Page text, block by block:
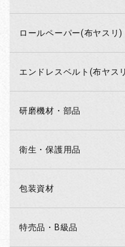
ロールペーパー(布ヤスリ)
エンドレスベルト(布ヤス
研磨機材・部品
衛生・保護用品
包装資材
特売品・B級品